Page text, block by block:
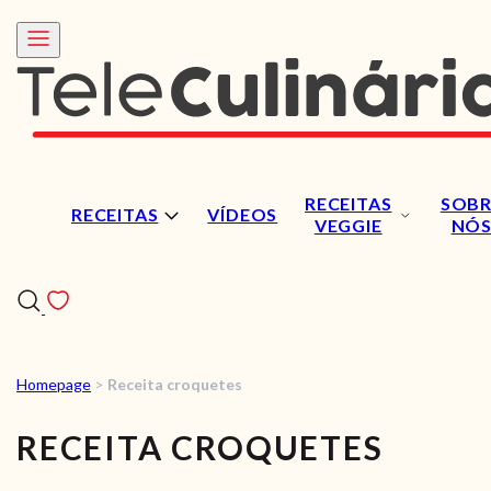
RECEITAS VÍDEOS
RECEITAS
VEGGIE
NÓS
RECEITAS
VÍDEOS
Homepage > Receita croquetes
RECEITA CROQUETES